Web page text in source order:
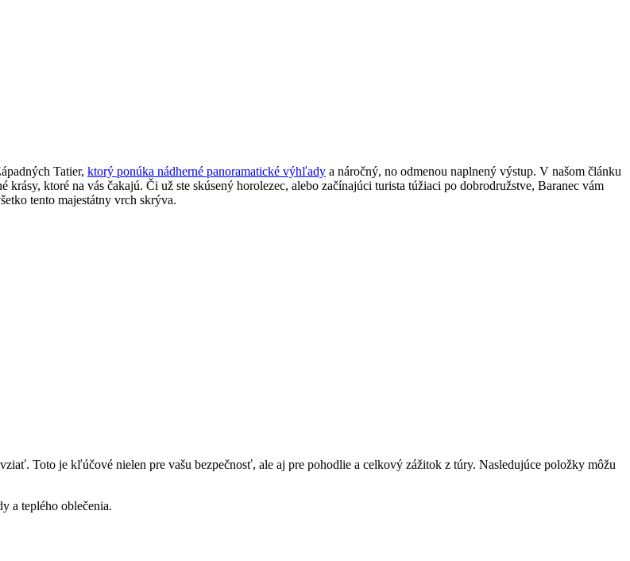
Tatier, ktorý ponúka nádherné panoramatické výhľady a náročný, no odmenou naplnený výstup. V ⁣našom článku
ktoré na vás čakajú. Či už⁤ ste skúsený horolezec, alebo začínajúci turista túžiaci po dobrodružstve, Baranec vám
tento majestátny vrch skrýva.
Toto je kľúčové nielen pre vašu bezpečnosť, ale aj pre pohodlie a celkový zážitok z túry. Nasledujúce položky môžu
a teplého oblečenia.